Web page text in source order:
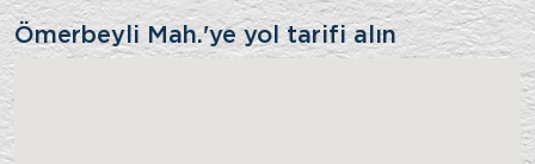
Ömerbeyli Mah.'ye yol tarifi alın